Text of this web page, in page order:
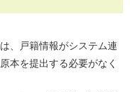
、戸籍情報がシステム連
本を提出する必要がなく